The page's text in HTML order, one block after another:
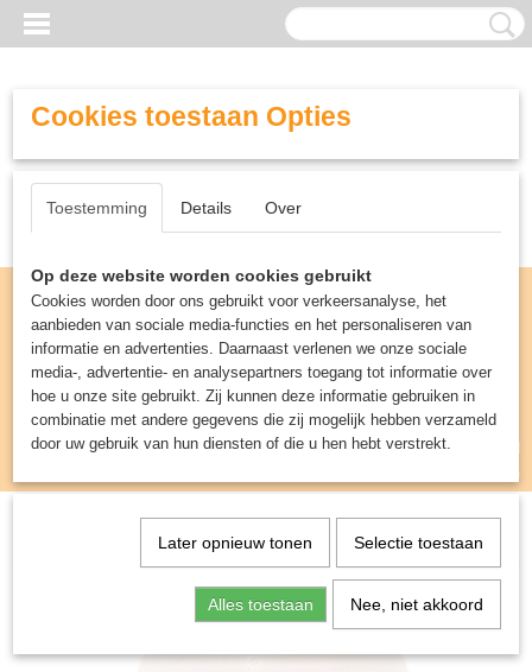
Inloggen Registreren
UW WINKELWAGEN
(0)
Miniature Gaming>Layer: Ungor Flesh (12ml)
Cookies toestaan Opties
Toestemming Details Over
Op deze website worden cookies gebruikt
Cookies worden door ons gebruikt voor verkeersanalyse, het
aanbieden van sociale media-functies en het personaliseren van
informatie en advertenties. Daarnaast verlenen we onze sociale
media-, advertentie- en analysepartners toegang tot informatie over
hoe u onze site gebruikt. Zij kunnen deze informatie gebruiken in
combinatie met andere gegevens die zij mogelijk hebben verzameld
door uw gebruik van hun diensten of die u hen hebt verstrekt.
Later opnieuw tonen Selectie toestaan
Alles toestaan Nee, niet akkoord